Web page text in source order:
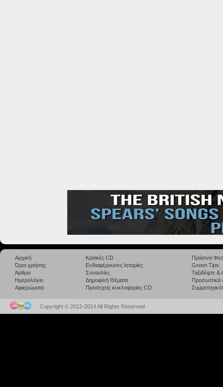
Αρχική
Όροι χρήσης
Άρθρα
Ημερολόγιο
Αφιερώματα
Κριτικές CD
Ενδιαφέρουσες Ιστορίες
Συναυλίες
Δημοφιλή Θέματα
Προσεχείς κυκλοφορίες CD
Πράσινα
Green Tips
Taξιδέψτε
Προσωπικά
Copyright © 2012-2014 All Rights Reserved